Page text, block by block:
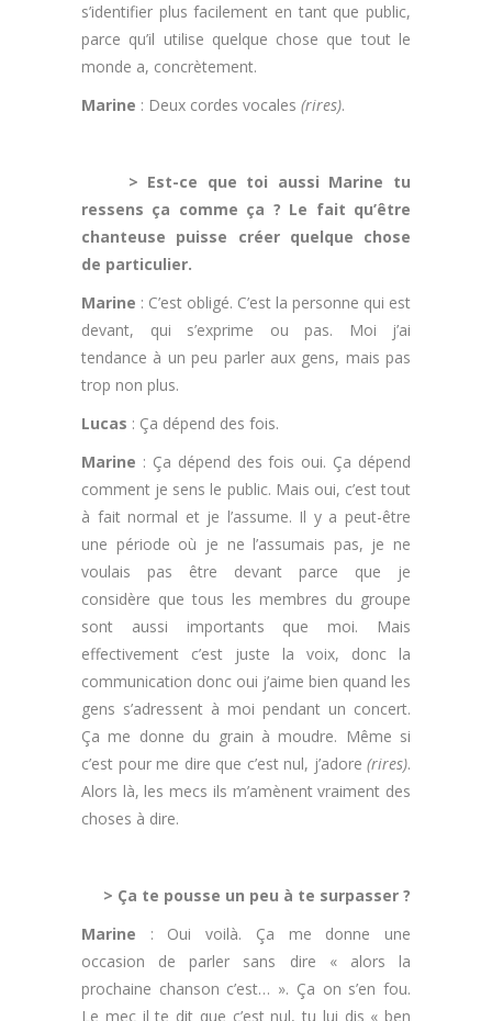
s’identifier plus facilement en tant que public,
parce qu’il utilise quelque chose que tout le
monde a, concrètement.
Marine : Deux cordes vocales (rires).
> Est-ce que toi aussi Marine tu
ressens ça comme ça ? Le fait qu’être
chanteuse puisse créer quelque chose
de particulier.
Marine : C’est obligé. C’est la personne qui est
devant, qui s’exprime ou pas. Moi j’ai
tendance à un peu parler aux gens, mais pas
trop non plus.
Lucas : Ça dépend des fois.
Marine : Ça dépend des fois oui. Ça dépend
comment je sens le public. Mais oui, c’est tout
à fait normal et je l’assume. Il y a peut-être
une période où je ne l’assumais pas, je ne
voulais pas être devant parce que je
considère que tous les membres du groupe
sont aussi importants que moi. Mais
effectivement c’est juste la voix, donc la
communication donc oui j’aime bien quand les
gens s’adressent à moi pendant un concert.
Ça me donne du grain à moudre. Même si
c’est pour me dire que c’est nul, j’adore (rires).
Alors là, les mecs ils m’amènent vraiment des
choses à dire.
> Ça te pousse un peu à te surpasser ?
Marine : Oui voilà. Ça me donne une
occasion de parler sans dire « alors la
prochaine chanson c’est… ». Ça on s’en fou.
Le mec il te dit que c’est nul, tu lui dis « ben